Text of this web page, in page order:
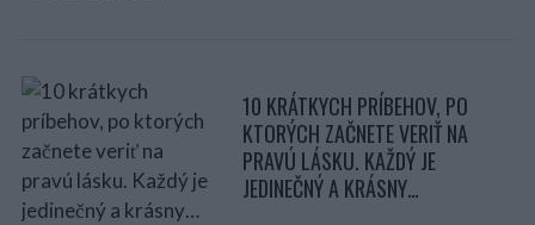
10 KRÁTKYCH PRÍBEHOV, PO
KTORÝCH ZAČNETE VERIŤ NA
PRAVÚ LÁSKU. KAŽDÝ JE
JEDINEČNÝ A KRÁSNY…